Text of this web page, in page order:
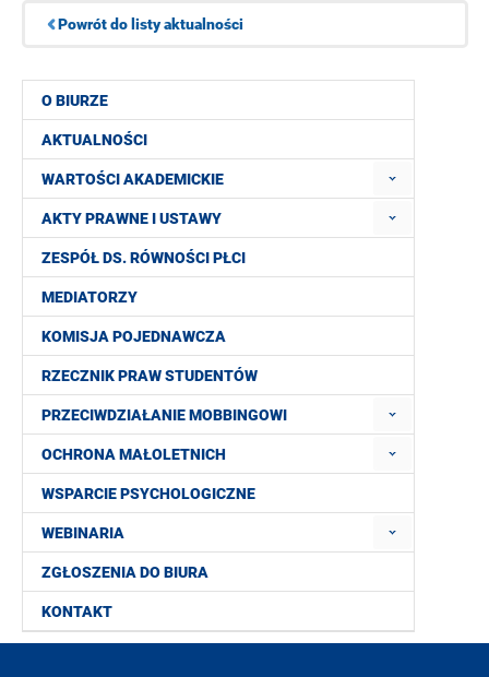
O BIURZE
AKTUALNOŚCI
WARTOŚCI AKADEMICKIE
AKTY PRAWNE I USTAWY
ZESPÓŁ DS. RÓWNOŚCI PŁCI
MEDIATORZY
KOMISJA POJEDNAWCZA
RZECZNIK PRAW STUDENTÓW
PRZECIWDZIAŁANIE MOBBINGOWI
OCHRONA MAŁOLETNICH
WSPARCIE PSYCHOLOGICZNE
WEBINARIA
ZGŁOSZENIA DO BIURA
KONTAKT
Powrót do listy aktualności